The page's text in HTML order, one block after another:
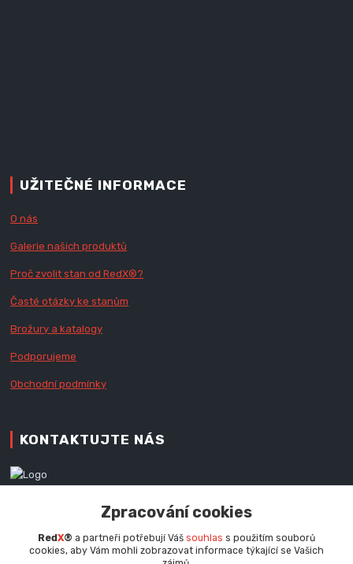
UŽITEČNÉ INFORMACE
O nás
Galerie našich produktů
Proč zvolit stan od RedX®?
Časté otázky ke stanům
Brožury a katalogy
Podporujeme
Obchodní podmínky
KONTAKTUJTE NÁS
+420 777 979 111
info@redx.cz
Zpracování cookies
Red X® a partneři potřebují Váš souhlas s použitím souborů
cookies, aby Vám mohli zobrazovat informace týkající se Vašich